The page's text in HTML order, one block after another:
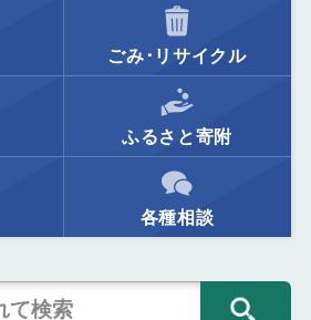
ごみ･リサイクル
ふるさと寄附
各種相談